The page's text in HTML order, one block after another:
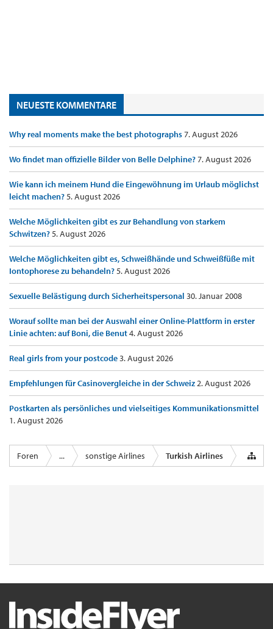
NEUESTE KOMMENTARE
Why real moments make the best photographs7. August 2026
Wo findet man offizielle Bilder von Belle Delphine?7. August 2026
Wie kann ich meinem Hund die Eingewöhnung im Urlaub möglichst
leicht machen?5. August 2026
Welche Möglichkeiten gibt es zur Behandlung von starkem
Schwitzen?5. August 2026
Welche Möglichkeiten gibt es, Schweißhände und Schweißfüße mit
Iontophorese zu behandeln?5. August 2026
Sexuelle Belästigung durch Sicherheitspersonal 30. Januar 2008
Worauf sollte man bei der Auswahl einer Online-Plattform in erster
Linie achten: auf Boni, die Benut4. August 2026
Real girls from your postcode3. August 2026
Empfehlungen für Casinovergleiche in der Schweiz2. August 2026
Postkarten als persönliches und vielseitiges Kommunikationsmittel
1. August 2026
Foren ... sonstige Airlines Turkish Airlines